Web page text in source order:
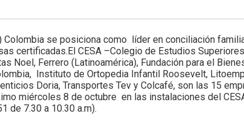
Colombia se posiciona como líder en conciliación
certificadas.El CESA –Colegio de Estudios
Noel, Ferrero (Latinoamérica), Fundación para el
Instituto de Ortopedia Infantil Roosevelt,
Doria, Transportes Tev y Colcafé, son las 15
miércoles 8 de octubre en las instalaciones del
de 7.30 a 10.30 a.m).